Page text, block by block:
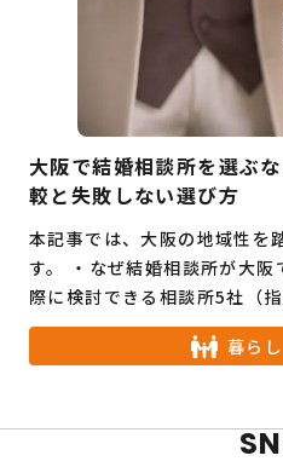
大阪で結婚相談所を選ぶ
較と失敗しない選び方
本記事では、大阪の地域性を
す。 ・なぜ結婚相談所が大阪で有効なのか ・失敗しない選び方 ・実
際に検討できる相談所5社（指定サービ
いか分からない」状態から、
暮らし